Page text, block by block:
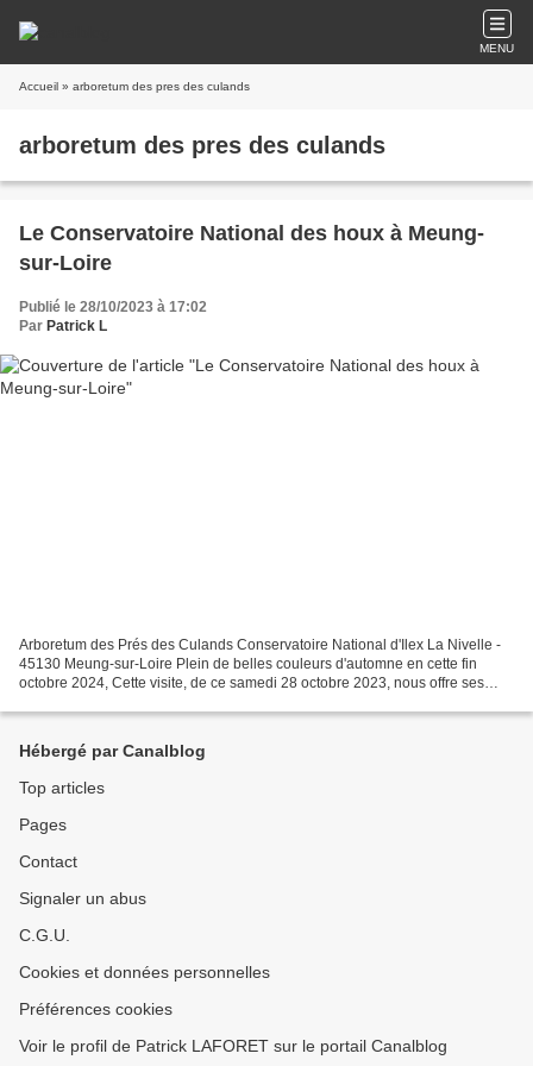
MENU
Accueil » arboretum des pres des culands
arboretum des pres des culands
Le Conservatoire National des houx à Meung-
sur-Loire
Publié le 28/10/2023 à 17:02
Par Patrick L
Arboretum des Prés des Culands Conservatoire National d'Ilex La Nivelle -
45130 Meung-sur-Loire Plein de belles couleurs d'automne en cette fin
octobre 2024, Cette visite, de ce samedi 28 octobre 2023, nous offre ses
Hébergé par Canalblog
Top articles
Pages
Contact
Signaler un abus
C.G.U.
Cookies et données personnelles
Préférences cookies
Voir le profil de Patrick LAFORET sur le portail Canalblog